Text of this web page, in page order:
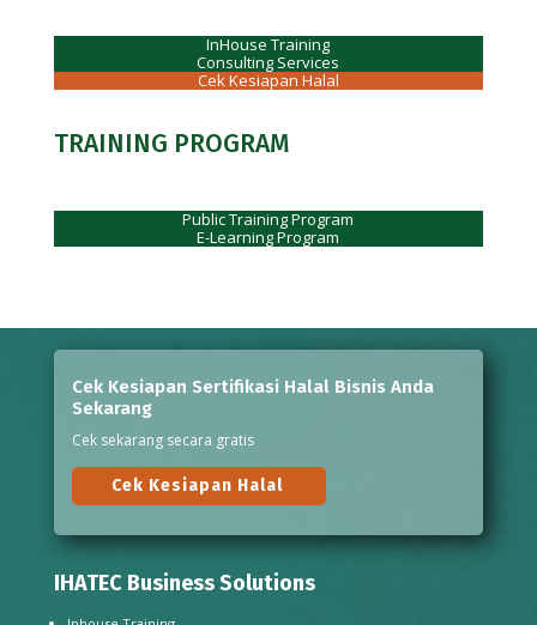
InHouse Training
Consulting Services
Cek Kesiapan Halal
TRAINING PROGRAM
Public Training Program
E-Learning Program
Cek Kesiapan Sertifikasi Halal Bisnis Anda
Sekarang
Cek sekarang secara gratis
Cek Kesiapan Halal
IHATEC Business Solutions